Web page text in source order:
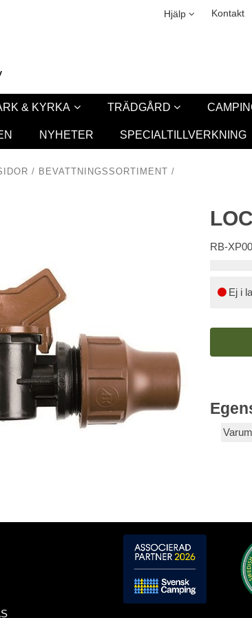
Hjälp
Säkerhet & Cookies Kontakt
Leasing
& KYRKA TRÄDGÅRD
NYHETER SPECIALTILLVERKNING
/ BEVATTNINGSSORTIMENT /
RB-
Ej i